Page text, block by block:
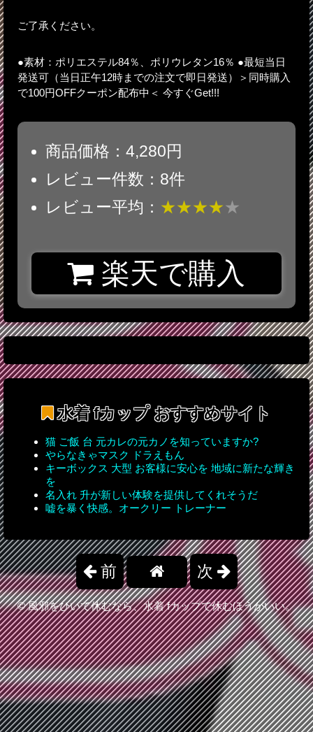
ご了承ください。
●素材：ポリエステル84％、ポリウレタン16％ ●最短当日
発送可（当日正午12時までの注文で即日発送）＞同時購入
で100円OFFクーポン配布中＜ 今すぐGet!!!
商品価格：4,280円
レビュー件数：8件
レビュー平均： ★★★★★
楽天で購入
水着 fカップおすすめサイト
猫 ご飯 台 元カレの元カノを知っていますか?
やらなきゃマスク ドラえもん
キーボックス 大型 お客様に安心を 地域に新たな輝き
を
名入れ 升が新しい体験を提供してくれそうだ
嘘を暴く快感。オークリー トレーナー
前 次
©風邪をひいて休むなら、水着 fカップで休むほうがいい。